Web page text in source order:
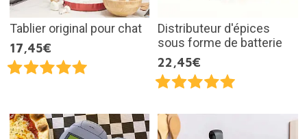
Tablier original pour chat
17,45€
Distributeur d'épices
sous forme de batterie
22,45€